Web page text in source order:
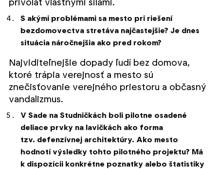
privolať vlastnými silami.
S akými problémami sa mesto pri riešení
bezdomovectva stretáva najčastejšie? Je dnes
situácia náročnejšia ako pred rokom?
Najviditeľnejšie dopady ľudí bez domova,
ktoré trápia verejnosť a mesto sú
znečisťovanie verejného priestoru a občasný
vandalizmus.
V Sade na Studničkách boli pilotne osadené
deliace prvky na lavičkách ako forma
tzv. defenzívnej architektúry. Ako mesto
hodnotí výsledky tohto pilotného projektu? Má
k dispozícii konkrétne poznatky alebo štatistiky